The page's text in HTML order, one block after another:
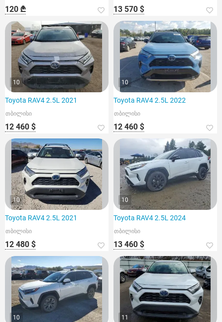
120 ₾ 13 570 $
10
Toyota RAV4 2.5L 2021
თბილისი
12 460 $
10
Toyota RAV4 2.5L 2022
თბილისი
12 460 $
10
Toyota RAV4 2.5L 2021
თბილისი
12 480 $
10
Toyota RAV4 2.5L 2024
თბილისი
13 460 $
10 11